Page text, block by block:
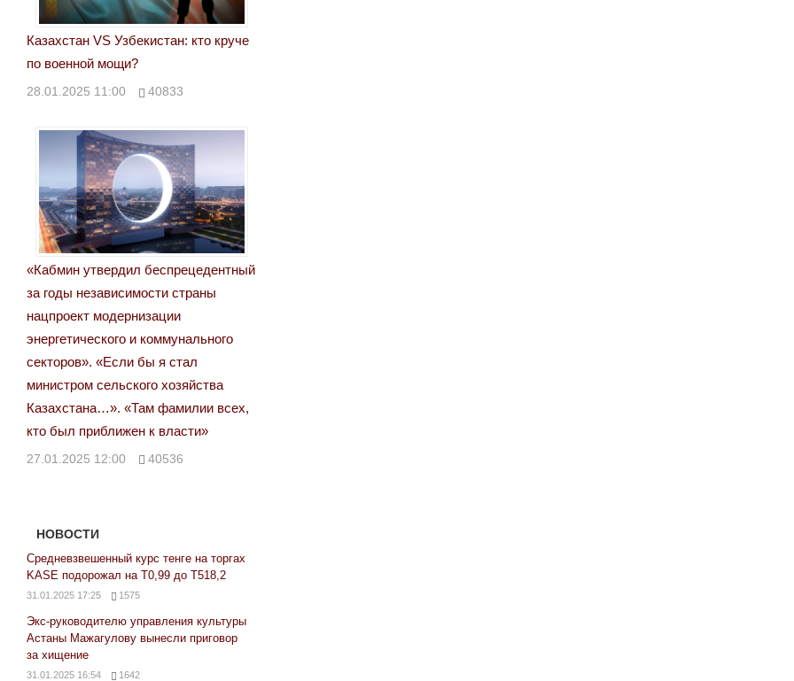
Казахстан VS Узбекистан: кто круче
по военной мощи?
28.01.2025 11:00 40833
«Кабмин утвердил беспрецедентный
за годы независимости страны
нацпроект модернизации
энергетического и коммунального
секторов». «Если бы я стал
министром сельского хозяйства
Казахстана…». «Там фамилии всех,
кто был приближен к власти»
27.01.2025 12:00 40536
НОВОСТИ
Средневзвешенный курс тенге на торгах
KASE подорожал на Т0,99 до Т518,2
31.01.2025 17:25 1575
Экс-руководителю управления культуры
Астаны Мажагулову вынесли приговор
за хищение
31.01.2025 16:54 1642